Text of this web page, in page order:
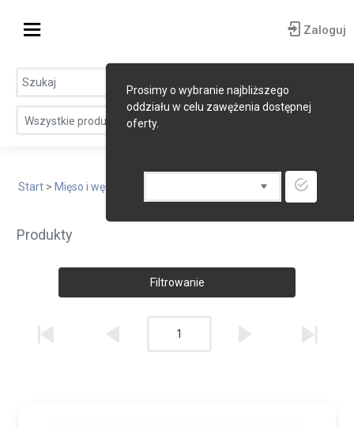
Zaloguj
Wszystkie produkty
Prosimy o wybranie najbliższego
oddziału w celu zawężenia dostępnej
oferty.
Start > Mięso i wędliny
Produkty
Filtrowanie
1